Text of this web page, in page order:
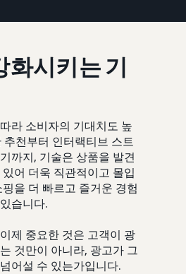
화시키는 기
라 소비자의 기대치도 높
추천부터 인터랙티브 스트
까지, 기술은 상품을 발견
어 더욱 직관적이고 몰입
을 더 빠르고 즐거운 경험
습니다.
제 중요한 것은 고객이 광
것만이 아니라, 광고가 그
어설 수 있는가입니다.